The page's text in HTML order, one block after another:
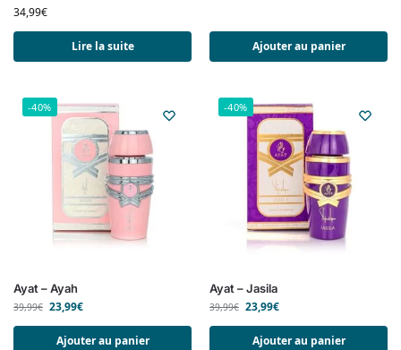
34,99€
Lire la suite Ajouter au panier
-40%
Ayat – Ayah
39,99€ 23,99€
Ajouter au panier
-40%
Ayat – Jasila
39,99€ 23,99€
Ajouter au panier